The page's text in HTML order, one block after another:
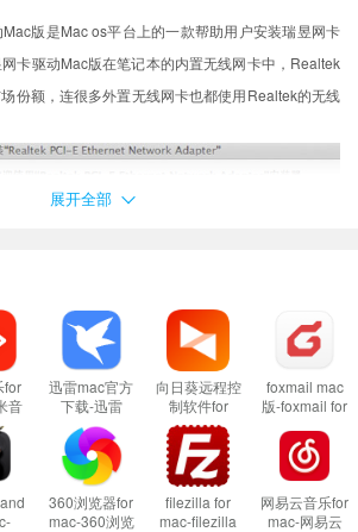
版是Mac os平台上的一款帮助用户安装瑞昱网卡
卡驱动Mac版在笔记本的内置无线网卡中，Realtek
份额，连很多外置无线网卡也都使用Realtek的无线
展开全部
for
音
载
迅雷mac官方
下载-迅雷
mac版下载
v5.0.3.65598
向日葵远程控
制软件for
mac-向日葵
远程控制软件
mac版下载
v12.5.1.46673
foxmail mac
版-foxmail for
v1.5.6.94576
360浏览器for
mac-360浏览
filezilla for
mac-filezilla
网易云音乐for
mac-网易云